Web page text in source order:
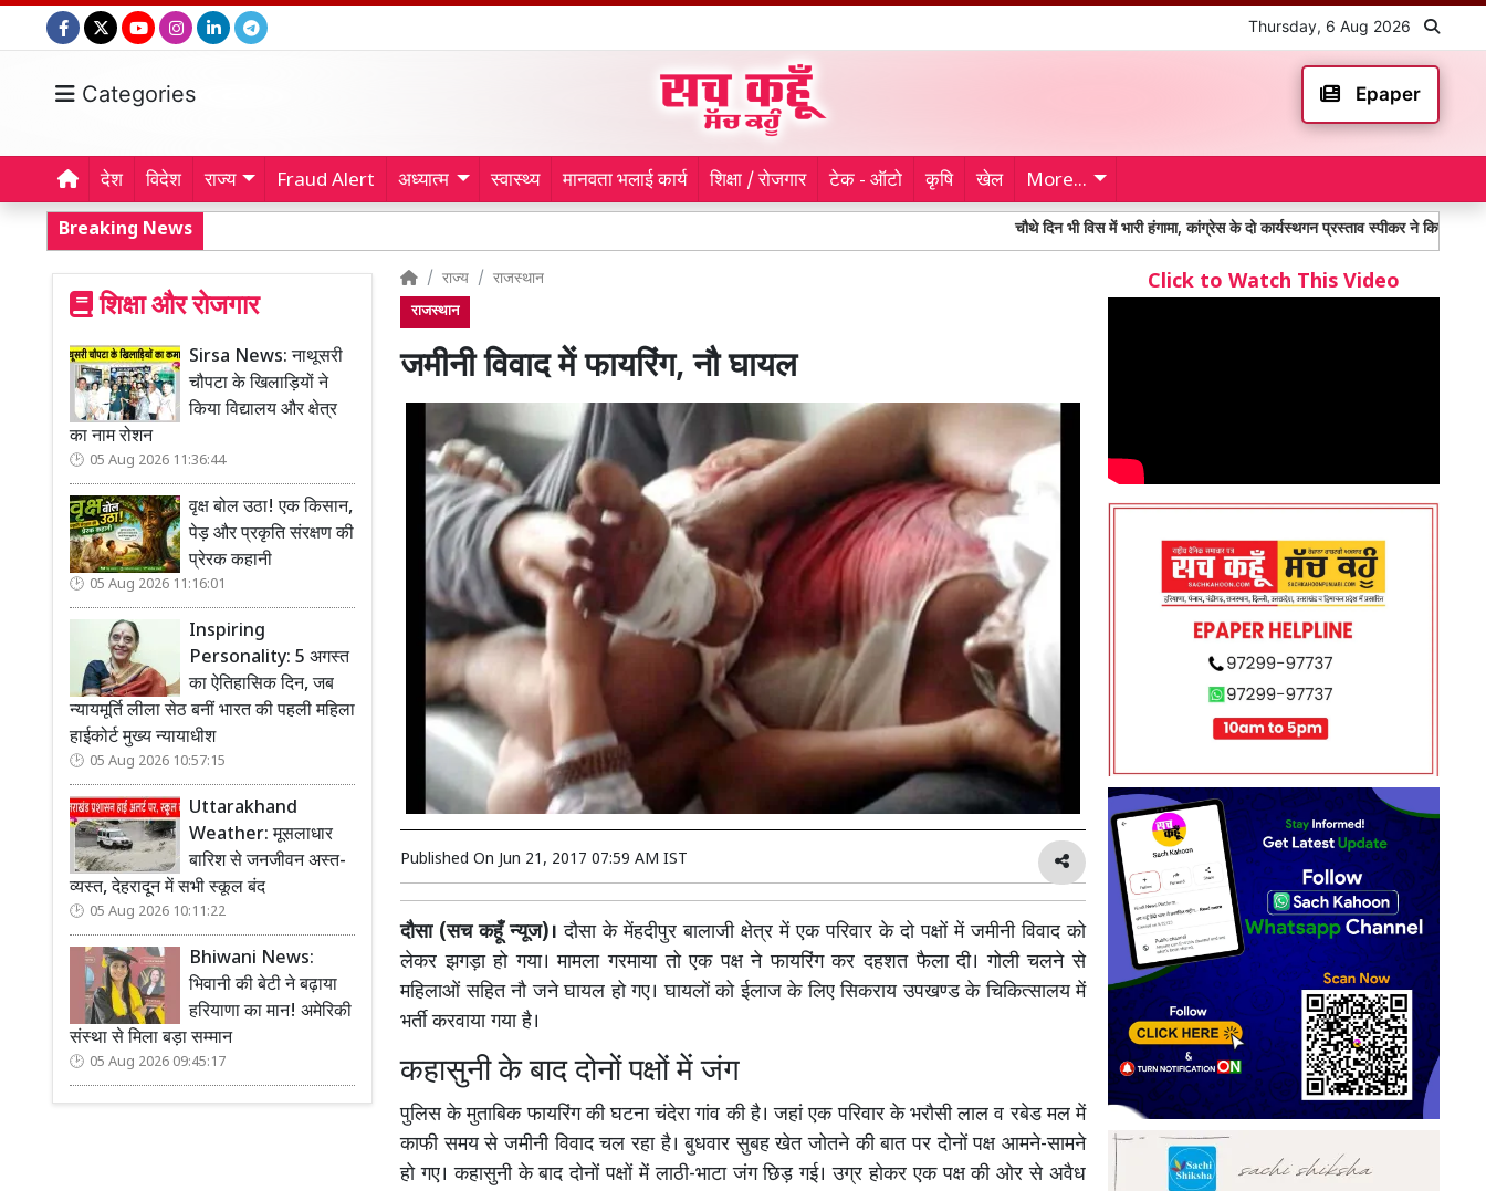
Thursday, 6 Aug 2026
Categories Epaper
देश विदेश राज्य Fraud Alert अध्यात्म स्वास्थ्य मानवता भलाई कार्य शिक्षा / रोजगार टेक - ऑटो कृषि खेल More...
Breaking News चौथे दिन भी विस में भारी हंगामा, कांग्रेस के दो कार्यस्थगन प्रस्ताव स्पीकर ने किए खारिज
शिक्षा और रोजगार
Sirsa News: नाथूसरी
चौपटा के खिलाड़ियों ने
किया विद्यालय और क्षेत्र
का नाम रोशन
05 Aug 2026 11:36:44
वृक्ष बोल उठा! एक किसान,
पेड़ और प्रकृति संरक्षण की
प्रेरक कहानी
05 Aug 2026 11:16:01
Inspiring
Personality: 5 अगस्त
का ऐतिहासिक दिन, जब
न्यायमूर्ति लीला सेठ बनीं भारत की पहली महिला
हाईकोर्ट मुख्य न्यायाधीश
05 Aug 2026 10:57:15
Uttarakhand
Weather: मूसलाधार
बारिश से जनजीवन अस्त-
व्यस्त, देहरादून में सभी स्कूल बंद
05 Aug 2026 10:11:22
Bhiwani News:
भिवानी की बेटी ने बढ़ाया
हरियाणा का मान! अमेरिकी
संस्था से मिला बड़ा सम्मान
05 Aug 2026 09:45:17
राज्य राजस्थान
राजस्थान
जमीनी विवाद में फायरिंग, नौ घायल
Published On Jun 21, 2017 07:59 AM IST
दौसा (सच कहूँ न्यूज)। दौसा के मेंहदीपुर बालाजी क्षेत्र में एक परिवार के दो पक्षों में जमीनी विवाद को
लेकर झगड़ा हो गया। मामला गरमाया तो एक पक्ष ने फायरिंग कर दहशत फैला दी। गोली चलने से
महिलाओं सहित नौ जने घायल हो गए। घायलों को ईलाज के लिए सिकराय उपखण्ड के चिकित्सालय में
भर्ती करवाया गया है।
कहासुनी के बाद दोनों पक्षों में जंग
पुलिस के मुताबिक फायरिंग की घटना चंदेरा गांव की है। जहां एक परिवार के भरौसी लाल व रबेड मल में
काफी समय से जमीनी विवाद चल रहा है। बुधवार सुबह खेत जोतने की बात पर दोनों पक्ष आमने-सामने
हो गए। कहासुनी के बाद दोनों पक्षों में लाठी-भाटा जंग छिड़ गई। उग्र होकर एक पक्ष की ओर से अवैध
Click to Watch This Video